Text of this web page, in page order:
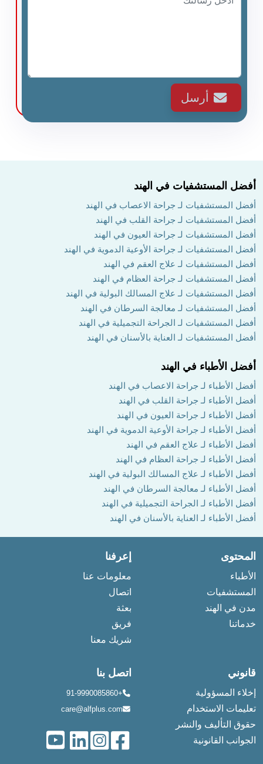
أرسل
أفضل المستشفيات في الهند
أفضل المستشفيات لـ جراحة الاعصاب في الهند
أفضل المستشفيات لـ جراحة القلب في الهند
أفضل المستشفيات لـ جراحة العيون في الهند
أفضل المستشفيات لـ جراحة الأوعية الدموية في الهند
أفضل المستشفيات لـ علاج العقم في الهند
أفضل المستشفيات لـ جراحة العظام في الهند
أفضل المستشفيات لـ علاج المسالك البولية في الهند
أفضل المستشفيات لـ معالجة السرطان في الهند
أفضل المستشفيات لـ الجراحة التجميلية في الهند
أفضل المستشفيات لـ العناية بالأسنان في الهند
أفضل الأطباء في الهند
أفضل الأطباء لـ جراحة الاعصاب في الهند
أفضل الأطباء لـ جراحة القلب في الهند
أفضل الأطباء لـ جراحة العيون في الهند
أفضل الأطباء لـ جراحة الأوعية الدموية في الهند
أفضل الأطباء لـ علاج العقم في الهند
أفضل الأطباء لـ جراحة العظام في الهند
أفضل الأطباء لـ علاج المسالك البولية في الهند
أفضل الأطباء لـ معالجة السرطان في الهند
أفضل الأطباء لـ الجراحة التجميلية في الهند
أفضل الأطباء لـ العناية بالأسنان في الهند
المحتوى
الأطباء
المستشفيات
مدن في الهند
خدماتنا
إعرفنا
معلومات عنا
اتصال
بعثة
فريق
شريك معنا
قانوني
إخلاء المسؤولية
تعليمات الاستخدام
حقوق التأليف والنشر
الجوانب القانونية
اتصل بنا
+91-9990085860
care@alfplus.com